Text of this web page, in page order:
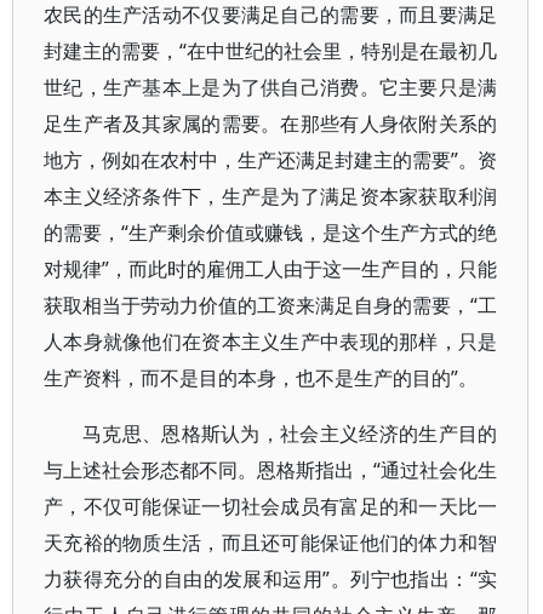
农民的生产活动不仅要满足自己的需要，而且要满足
封建主的需要，“在中世纪的社会里，特别是在最初几
世纪，生产基本上是为了供自己消费。它主要只是满
足生产者及其家属的需要。在那些有人身依附关系的
地方，例如在农村中，生产还满足封建主的需要”。资
本主义经济条件下，生产是为了满足资本家获取利润
的需要，“生产剩余价值或赚钱，是这个生产方式的绝
对规律”，而此时的雇佣工人由于这一生产目的，只能
获取相当于劳动力价值的工资来满足自身的需要，“工
人本身就像他们在资本主义生产中表现的那样，只是
生产资料，而不是目的本身，也不是生产的目的”。
马克思、恩格斯认为，社会主义经济的生产目的
与上述社会形态都不同。恩格斯指出，“通过社会化生
产，不仅可能保证一切社会成员有富足的和一天比一
天充裕的物质生活，而且还可能保证他们的体力和智
力获得充分的自由的发展和运用”。列宁也指出：“实